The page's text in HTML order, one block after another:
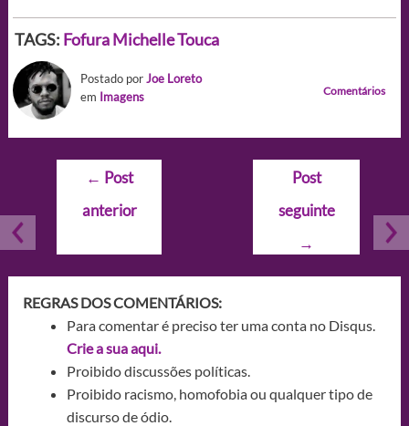
TAGS: FofuraMichelleTouca
Postado porJoe Loreto
em Imagens Comentários
Navegação
Post
← Post
anterior
Post
seguinte
→
REGRAS DOS COMENTÁRIOS:
Para comentar é preciso ter uma conta no Disqus.
Crie a sua aqui.
Proibido discussões políticas.
Proibido racismo, homofobia ou qualquer tipo de
discurso de ódio.